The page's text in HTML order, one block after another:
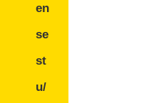
en
se
st
u/